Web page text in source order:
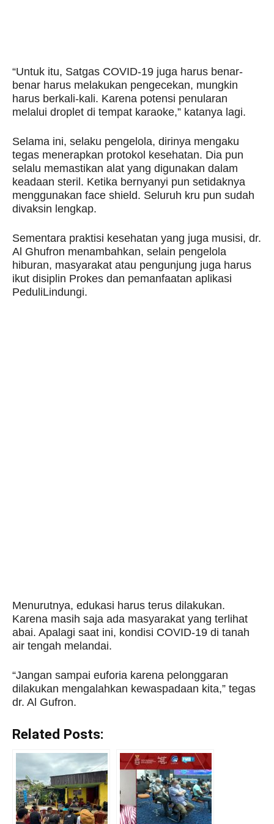
“Untuk itu, Satgas COVID-19 juga harus benar-
benar harus melakukan pengecekan, mungkin
harus berkali-kali. Karena potensi penularan
melalui droplet di tempat karaoke,” katanya lagi.
Selama ini, selaku pengelola, dirinya mengaku
tegas menerapkan protokol kesehatan. Dia pun
selalu memastikan alat yang digunakan dalam
keadaan steril. Ketika bernyanyi pun setidaknya
menggunakan face shield. Seluruh kru pun sudah
divaksin lengkap.
Sementara praktisi kesehatan yang juga musisi, dr.
Al Ghufron menambahkan, selain pengelola
hiburan, masyarakat atau pengunjung juga harus
ikut disiplin Prokes dan pemanfaatan aplikasi
PeduliLindungi.
Menurutnya, edukasi harus terus dilakukan.
Karena masih saja ada masyarakat yang terlihat
abai. Apalagi saat ini, kondisi COVID-19 di tanah
air tengah melandai.
“Jangan sampai euforia karena pelonggaran
dilakukan mengalahkan kewaspadaan kita,” tegas
dr. Al Gufron.
Related Posts: